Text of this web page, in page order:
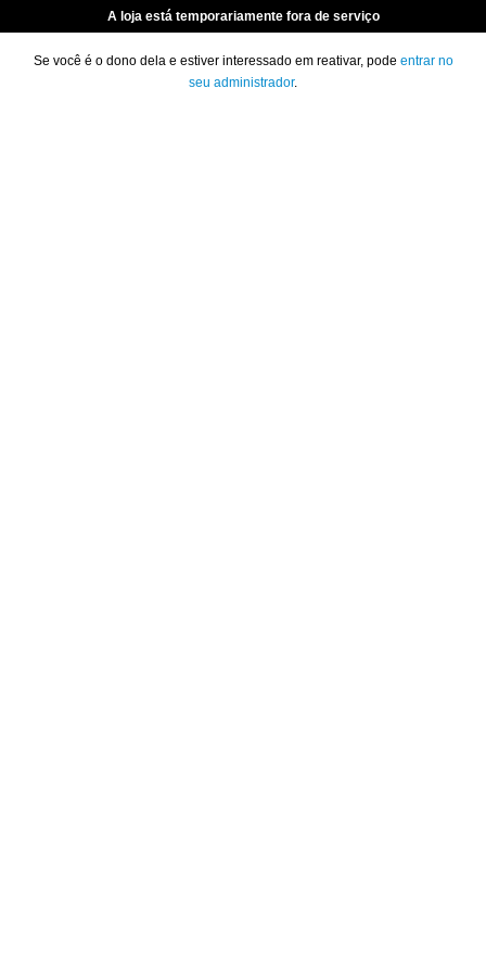
A loja está temporariamente fora de serviço
Se você é o dono dela e estiver interessado em reativar, pode entrar no
seu administrador.